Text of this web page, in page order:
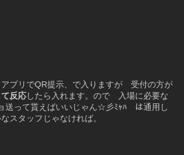
プリでQR提示、で入りますが　受付の方が
反応したら入れます。ので　入場に必要な
送って貰えばいいじゃん☆彡ﾐｬﾊ　は通用し
スタッフじゃなければ。